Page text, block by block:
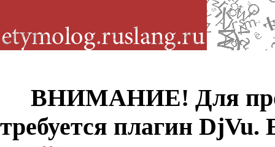
ВНИМАНИЕ! Для
требуется плагин